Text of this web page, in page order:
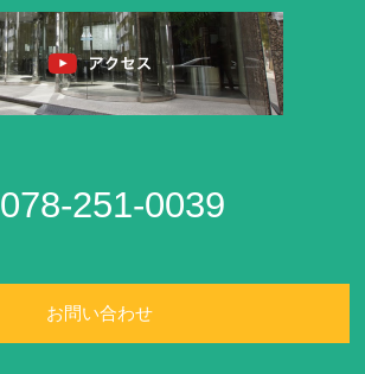
078-251-0039
お問い合わせ